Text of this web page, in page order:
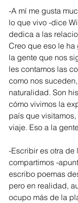
-A mí me gusta
lo que vivo -dice
dedica a las
Creo que eso le
la gente que nos
les contamos las
como nos
naturalidad. Son
cómo vivimos la
país que
viaje. Eso a la
-Escribir es otra
compartimos -
escribo poemas
pero en realidad,
ocupo más de la